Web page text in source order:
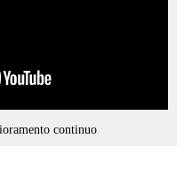
continuo